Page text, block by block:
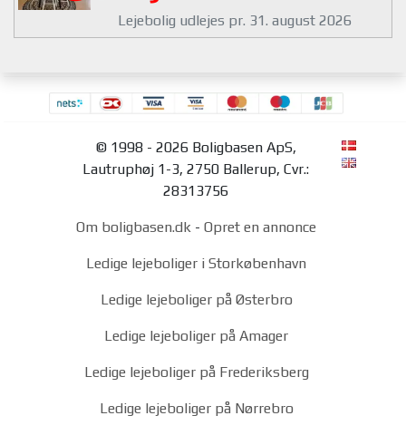
Lejebolig udlejes pr. 31. august 2026
© 1998 - 2026 Boligbasen ApS,
Lautruphøj 1-3, 2750 Ballerup, Cvr.:
28313756
Om boligbasen.dk - Opret en annonce
Ledige lejeboliger i Storkøbenhavn
Ledige lejeboliger på Østerbro
Ledige lejeboliger på Amager
Ledige lejeboliger på Frederiksberg
Ledige lejeboliger på Nørrebro